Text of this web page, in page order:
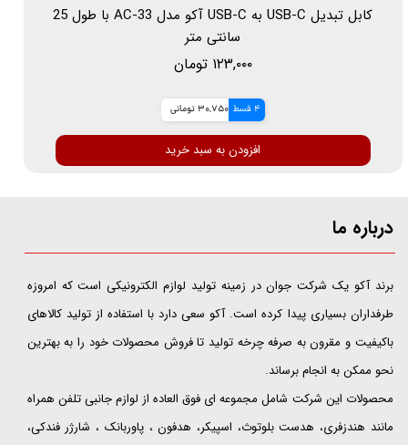
کابل تبدیل USB-C به USB-C آکو مدل AC-33 با طول 25
سانتی متر
۱۲۳,۰۰۰ تومان
4 قسط 30,750 تومانی
افزودن به سبد خرید
درباره ما
​​​​​​​برند آکو یک شرکت جوان در زمینه تولید لوازم الکترونیکی است که امروزه
طرفداران بسیاری پیدا کرده است. آکو سعی دارد با استفاده از تولید کالاهای
باکیفیت و مقرون به صرفه چرخه تولید تا فروش محصولات خود را به بهترین
نحو ممکن به انجام برساند.
محصولات این شرکت شامل مجموعه ای فوق العاده از لوازم جانبی تلفن همراه
مانند هندزفری، هدست بلوتوث، اسپیکر، هدفون ، پاوربانک ، شارژر فندکی،